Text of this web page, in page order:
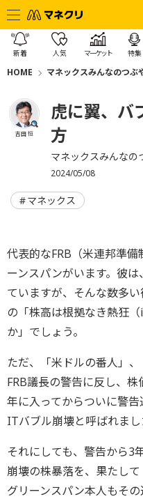
新着 人気 マーケット 特集
HOME マネックスみんなのつぶ
吉田 恒
虎に翼、バ
方
マネックスみんなの
2024/05/08
マネックス
代表的なFRB（米連邦準
ーンスパンがいます。彼
ていますが、そんな数多
の「株高は根拠なき熱狂
か」でしょう。
ただ、「米ドルの番人」
FRB議長の警告に反し、
年に入ってからついに警
ITバブル崩壊と呼ばれまし
それにしても、警告から3
崩壊の株暴落を、果たして
グリーンスパン本人もそ